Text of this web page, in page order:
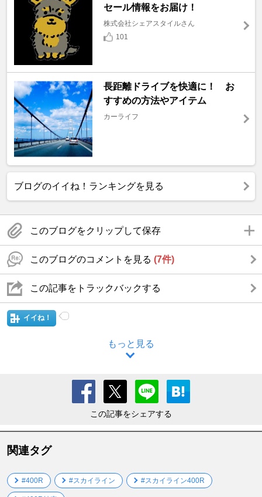
セール情報をお届け！
株式会社シェアスタイルさん
101
長距離ドライブを快適に！ お
すすめの方法やアイテム
カーライフ
ブログのイイね！ランキングを見る
このブログをクリップして保存
このブログのコメントを見る (7件)
この記事をトラックバックする
イイね！
もっと見る
この記事をシェアする
関連タグ
#400R #スカイライン #スカイライン400R